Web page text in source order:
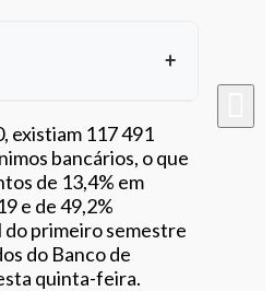
artigo
existiam 117 491
bancários, o que
de 13,4% em
e de 49,2%
primeiro semestre
do Banco de
quinta-feira.